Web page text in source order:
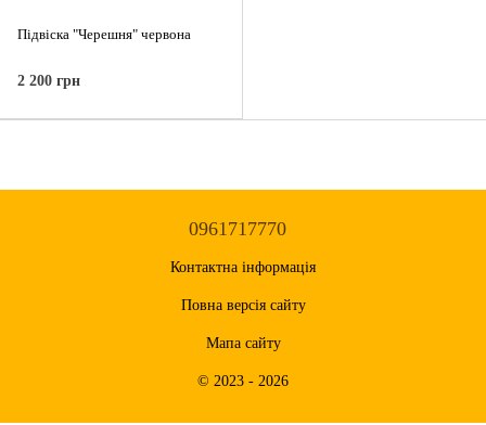
Підвіска "Черешня" червона
2 200 грн
0961717770
Контактна інформація
Повна версія сайту
Мапа сайту
© 2023 - 2026